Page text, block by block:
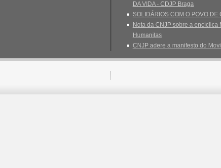
DA VIDA - CDJP Braga
SOLIDÁRIOS COM O POVO DE
Nota da CNJP sobre a encíclica
Humanitas
CNJP adere a manifesto do